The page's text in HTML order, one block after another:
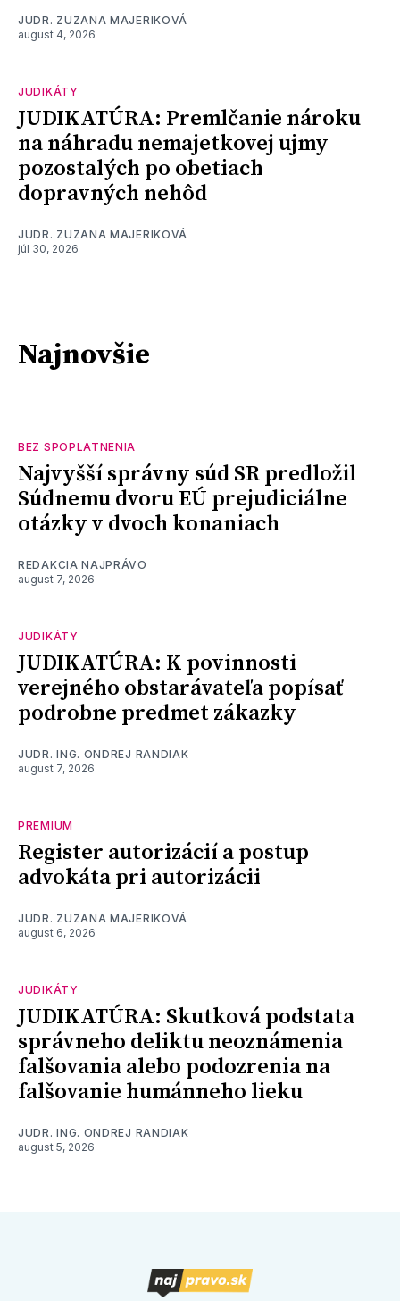
JUDR. ZUZANA MAJERIKOVÁ
august 4, 2026
JUDIKÁTY
JUDIKATÚRA: Premlčanie nároku
na náhradu nemajetkovej ujmy
pozostalých po obetiach
dopravných nehôd
JUDR. ZUZANA MAJERIKOVÁ
júl 30, 2026
Najnovšie
BEZ SPOPLATNENIA
Najvyšší správny súd SR predložil
Súdnemu dvoru EÚ prejudiciálne
otázky v dvoch konaniach
REDAKCIA NAJPRÁVO
august 7, 2026
JUDIKÁTY
JUDIKATÚRA: K povinnosti
verejného obstarávateľa popísať
podrobne predmet zákazky
JUDR. ING. ONDREJ RANDIAK
august 7, 2026
PREMIUM
Register autorizácií a postup
advokáta pri autorizácii
JUDR. ZUZANA MAJERIKOVÁ
august 6, 2026
JUDIKÁTY
JUDIKATÚRA: Skutková podstata
správneho deliktu neoznámenia
falšovania alebo podozrenia na
falšovanie humánneho lieku
JUDR. ING. ONDREJ RANDIAK
august 5, 2026